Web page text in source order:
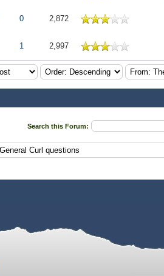
0 2,872
1 2,997
Search this Forum: